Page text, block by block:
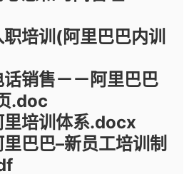
培训(阿里巴巴内训
销售－－阿里巴巴
.doc
里培训体系.docx
巴巴–新员工培训制